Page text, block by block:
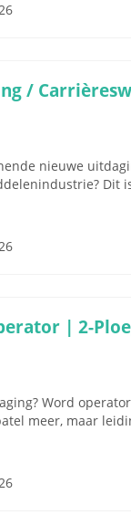
/
nieuwe
Dit
| 2-
Word
meer, maar